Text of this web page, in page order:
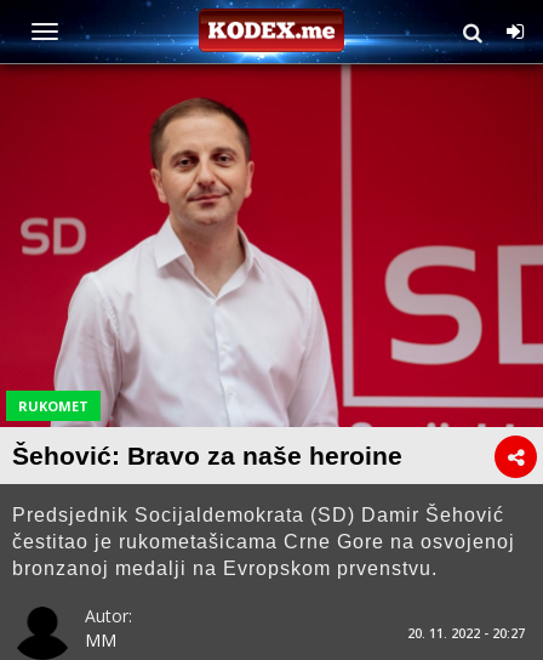
RUKOMET
Šehović: Bravo za naše heroine
Predsjednik Socijaldemokrata (SD) Damir Šehović
čestitao je rukometašicama Crne Gore na osvojenoj
bronzanoj medalji na Evropskom prvenstvu.
Autor:
MM
20. 11. 2022 - 20:27